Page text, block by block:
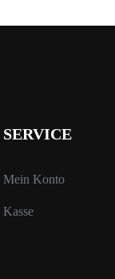
SERVICE
Mein Konto
Kasse